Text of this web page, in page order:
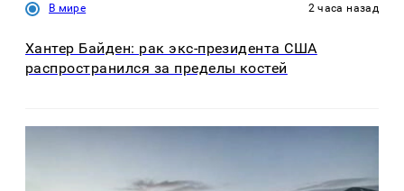
В мире 2 часа назад
Хантер Байден: рак экс-президента США
распространился за пределы костей